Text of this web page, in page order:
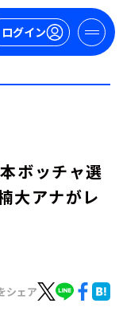
ログイン
ボッチャ選
大アナがレ
シェア